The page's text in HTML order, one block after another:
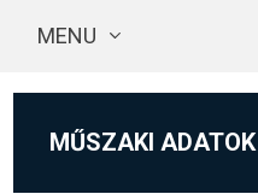
MENU
MŰSZAKI ADATOK